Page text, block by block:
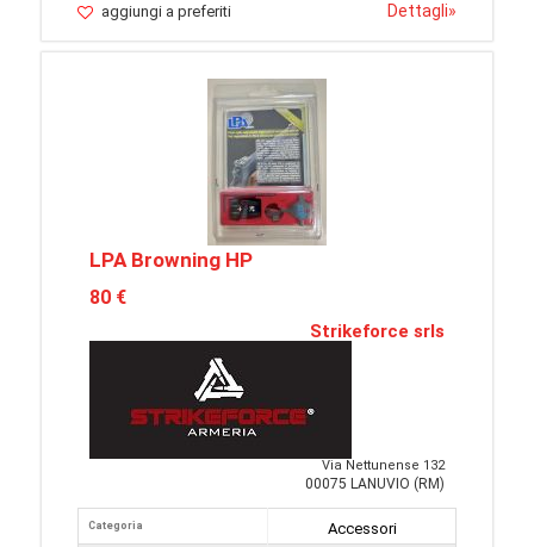
aggiungi a preferiti Dettagli»
LPA Browning HP
80 €
Strikeforce srls
Via Nettunense 132
00075 LANUVIO (RM)
Categoria
Accessori